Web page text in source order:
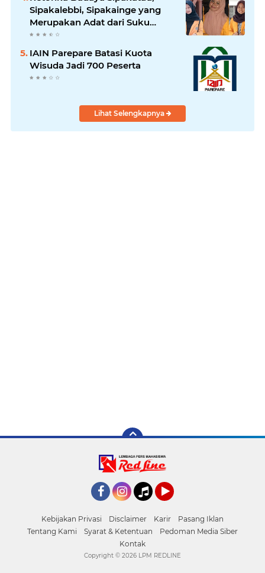
Sipakalebbi, Sipakainge yang
Merupakan Adat dari Suku
Bugis
IAIN Parepare Batasi Kuota
Wisuda Jadi 700 Peserta
Lihat Selengkapnya
Kebijakan Privasi Disclaimer Karir
Pasang Iklan
Tentang Kami
Syarat & Ketentuan
Pedoman Media Siber
Kontak
Copyright © 2026 LPM REDLINE